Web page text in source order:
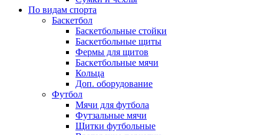
По видам спорта
Баскетбол
Баскетбольные стойки
Баскетбольные щиты
Фермы для щитов
Баскетбольные мячи
Кольца
Доп. оборудование
Футбол
Мячи для футбола
Футзальные мячи
Щитки футбольные